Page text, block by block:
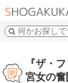
『ザ・
宮女の